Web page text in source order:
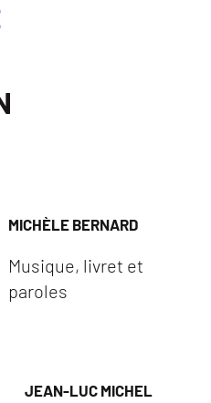
MICHÈLE BERNARD
Musique, livret et
paroles
JEAN-LUC MICHEL